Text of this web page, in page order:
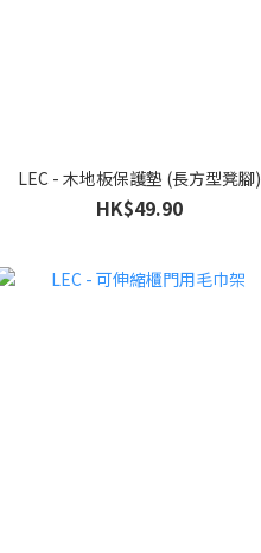
LEC - 木地板保護墊 (長方型凳腳)
HK$49.90